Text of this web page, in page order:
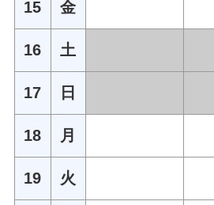
15 金
16 土
17 日
18 月
19 火